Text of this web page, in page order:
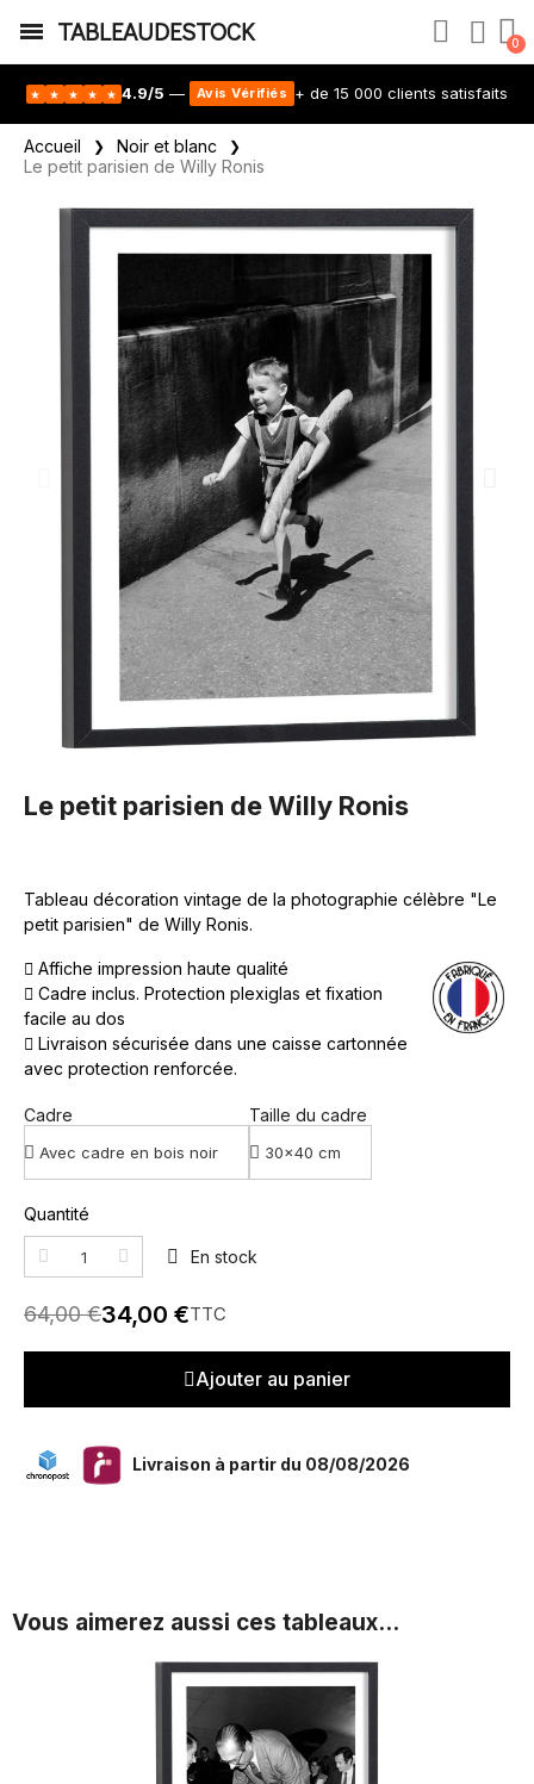
TABLEAUDESTOCK
★ ★ ★ ★ ★ 4.9/5 — Avis Vérifiés + de 15 000 clients satisfaits
Accueil
Noir et blanc
Le petit parisien de Willy Ronis
Le petit parisien de Willy Ronis
Tableau décoration vintage de la photographie célèbre "Le
petit parisien" de Willy Ronis.
Affiche impression haute qualité
Cadre inclus. Protection plexiglas et fixation
facile au dos
Livraison sécurisée dans une caisse cartonnée
avec protection renforcée.
Cadre Taille du cadre
Quantité
En stock
64,00 €34,00 €TTC
Ajouter au panier
Livraison à partir du 08/08/2026
Vous aimerez aussi ces tableaux...